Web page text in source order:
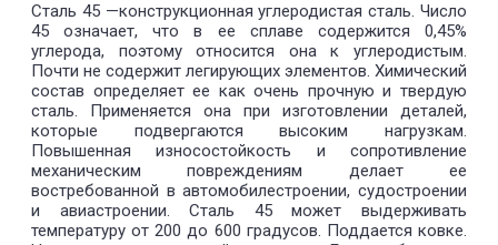
Сталь 45 —конструкционная углеродистая сталь. Число
45 означает, что в ее сплаве содержится 0,45%
углерода, поэтому относится она к углеродистым.
Почти не содержит легирующих элементов. Химический
состав определяет ее как очень прочную и твердую
сталь. Применяется она при изготовлении деталей,
которые подвергаются высоким нагрузкам.
Повышенная износостойкость и сопротивление
механическим повреждениям делает ее
востребованной в автомобилестроении, судостроении
и авиастроении. Сталь 45 может выдерживать
температуру от 200 до 600 градусов. Поддается ковке.